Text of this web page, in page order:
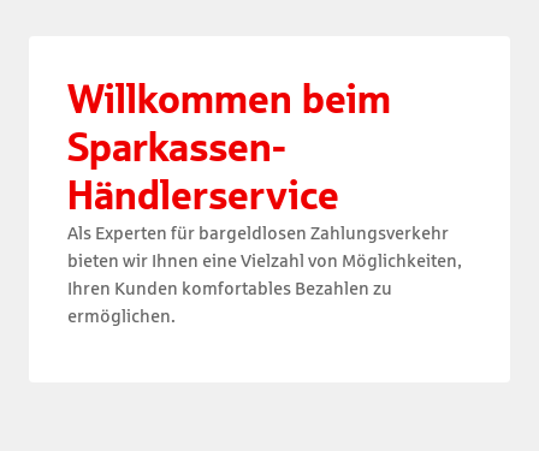
Willkommen beim
Sparkassen-
Händlerservice
Als Experten für bargeldlosen Zahlungsverkehr
bieten wir Ihnen eine Vielzahl von Möglichkeiten,
Ihren Kunden komfortables Bezahlen zu
ermöglichen.